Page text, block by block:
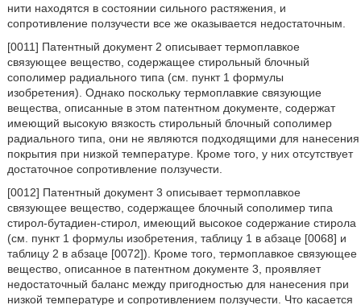
нити находятся в состоянии сильного растяжения, и
сопротивление ползучести все же оказывается недостаточным.
[0011] Патентный документ 2 описывает термоплавкое
связующее вещество, содержащее стирольный блочный
сополимер радиального типа (см. пункт 1 формулы
изобретения). Однако поскольку термоплавкие связующие
вещества, описанные в этом патентном документе, содержат
имеющий высокую вязкость стирольный блочный сополимер
радиального типа, они не являются подходящими для нанесения
покрытия при низкой температуре. Кроме того, у них отсутствует
достаточное сопротивление ползучести.
[0012] Патентный документ 3 описывает термоплавкое
связующее вещество, содержащее блочный сополимер типа
стирол-бутадиен-стирол, имеющий высокое содержание стирола
(см. пункт 1 формулы изобретения, таблицу 1 в абзаце [0068] и
таблицу 2 в абзаце [0072]). Кроме того, термоплавкое связующее
вещество, описанное в патентном документе 3, проявляет
недостаточный баланс между пригодностью для нанесения при
низкой температуре и сопротивлением ползучести. Что касается